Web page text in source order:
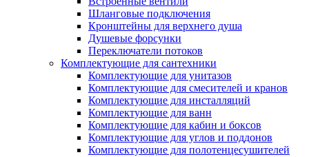
Шланговые подключения
Кронштейны для верхнего душа
Душевые форсунки
Переключатели потоков
Комплектующие для сантехники
Комплектующие для унитазов
Комплектующие для смесителей и кранов
Комплектующие для инсталляций
Комплектующие для ванн
Комплектующие для кабин и боксов
Комплектующие для углов и поддонов
Комплектующие для полотенцесушителей